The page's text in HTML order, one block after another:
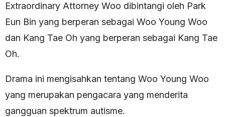
Extraordinary Attorney Woo dibintangi oleh Park
Eun Bin yang berperan sebagai Woo Young Woo
dan Kang Tae Oh yang berperan sebagai Kang Tae
Oh.
Drama ini mengisahkan tentang Woo Young Woo
yang merupakan pengacara yang menderita
gangguan spektrum autisme.